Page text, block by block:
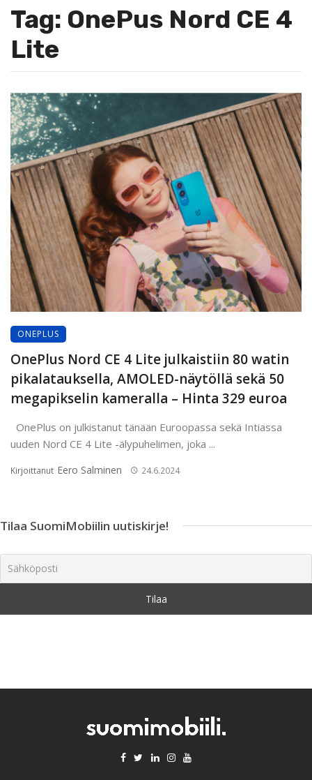
Tag: OnePus Nord CE 4
Lite
ONEPLUS
OnePlus Nord CE 4 Lite julkaistiin 80 watin
pikalatauksella, AMOLED-näytöllä sekä 50
megapikselin kameralla – Hinta 329 euroa
OnePlus on julkistanut tänään Euroopassa sekä Intiassa
uuden Nord CE 4 Lite -älypuhelimen, joka ...
Kirjoittanut Eero Salminen 24.6.2024
Tilaa SuomiMobiilin uutiskirje!